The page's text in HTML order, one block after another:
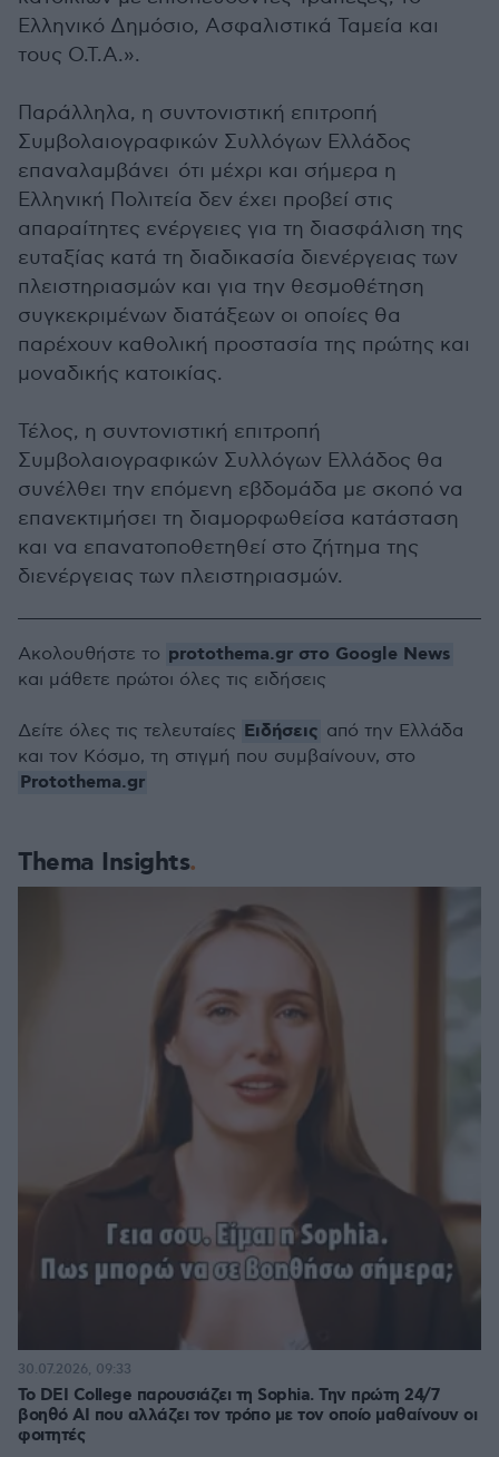
Ελληνικό Δημόσιο, Ασφαλιστικά Ταμεία και
τους Ο.Τ.Α.».
Παράλληλα, η συντονιστική επιτροπή
Συμβολαιογραφικών Συλλόγων Ελλάδος
επαναλαμβάνει ότι μέχρι και σήμερα η
Ελληνική Πολιτεία δεν έχει προβεί στις
απαραίτητες ενέργειες για τη διασφάλιση της
ευταξίας κατά τη διαδικασία διενέργειας των
πλειστηριασμών και για την θεσμοθέτηση
συγκεκριμένων διατάξεων οι οποίες θα
παρέχουν καθολική προστασία της πρώτης και
μοναδικής κατοικίας.
Τέλος, η συντονιστική επιτροπή
Συμβολαιογραφικών Συλλόγων Ελλάδος θα
συνέλθει την επόμενη εβδομάδα με σκοπό να
επανεκτιμήσει τη διαμορφωθείσα κατάσταση
και να επανατοποθετηθεί στο ζήτημα της
διενέργειας των πλειστηριασμών.
Thema Insights
Το DEI College παρουσιάζει τη Sophia. Την πρώτη 24/7
βοηθό AI που αλλάζει τον τρόπο με τον οποίο μαθαίνουν οι
φοιτητές
30.07.2026, 09:33
Ακολουθήστε το protothema.gr στο Google News
και μάθετε πρώτοι όλες τις ειδήσεις
Δείτε όλες τις τελευταίες Ειδήσεις από την Ελλάδα
και τον Κόσμο, τη στιγμή που συμβαίνουν, στο
Protothema.gr